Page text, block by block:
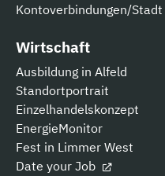
Kontoverbindungen/Stadt
Wirtschaft
Ausbildung in Alfeld
Standortportrait
Einzelhandelskonzept
EnergieMonitor
Fest in Limmer West
Date your Job